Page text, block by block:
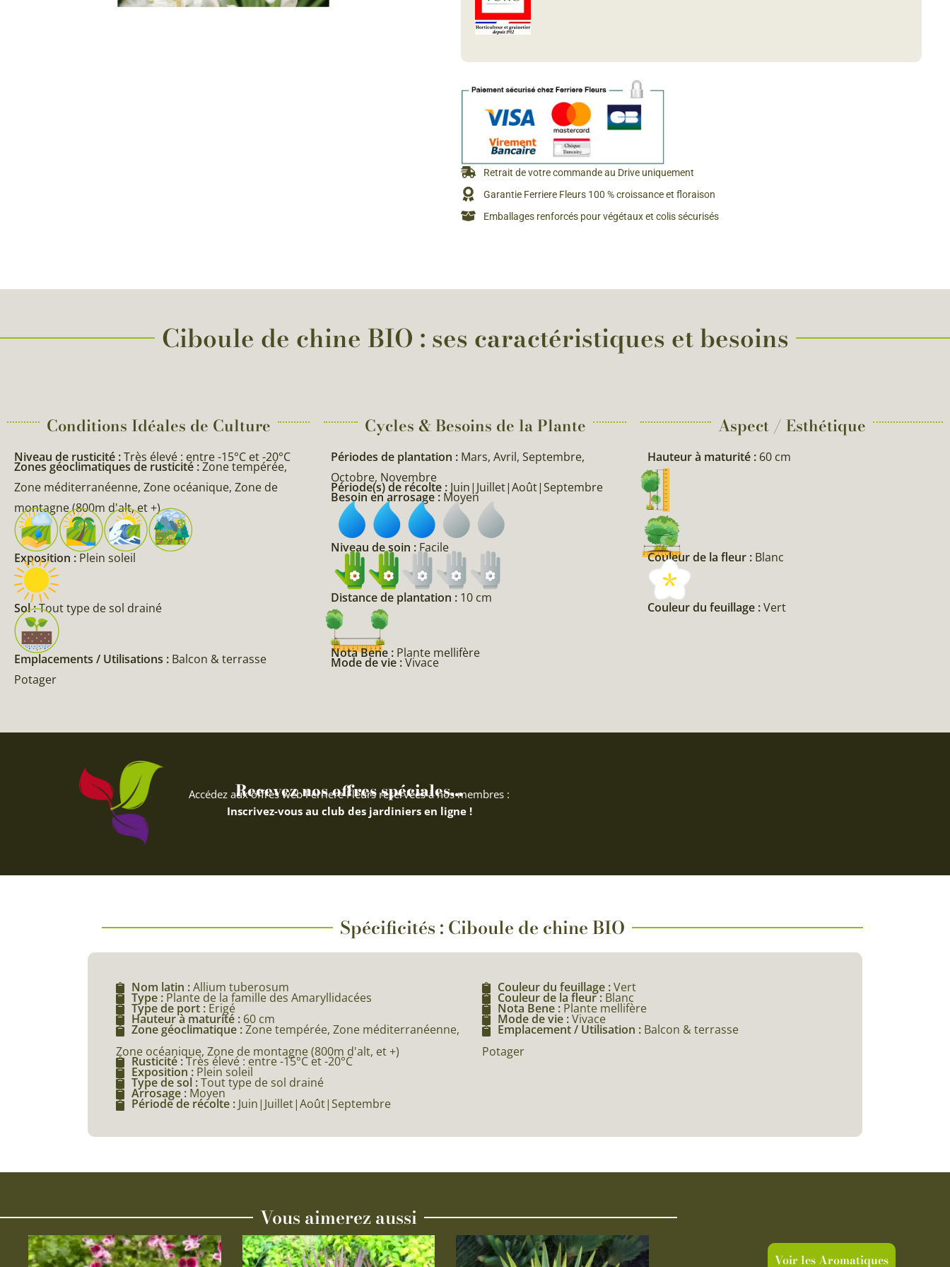
Bulbes de fleurs de A à Z
Bulbes du Potager
Retrait de votre commande au Drive uniquement
Garantie Ferriere Fleurs 100 % croissance et floraison
Emballages renforcés pour végétaux et colis sécurisés
Ciboule de chine BIO : ses caractéristiques et besoins
Conditions Idéales de Culture
Niveau de rusticité :Très élevé : entre -15°C et -20°C
Zones géoclimatiques de rusticité :Zone tempérée,
Zone méditerranéenne, Zone océanique, Zone de
montagne (800m d'alt, et +)
Exposition :Plein soleil
Sol :Tout type de sol drainé
Emplacements / Utilisations : Balcon & terrasse
Potager
Cycles & Besoins de la Plante​
Périodes de plantation : Mars, Avril, Septembre,
Octobre, Novembre
Période(s) de récolte : Juin|Juillet|Août|Septembre
Besoin en arrosage :Moyen
Niveau de soin :Facile
Distance de plantation : 10 cm
Nota Bene : Plante mellifère
Mode de vie :Vivace
Aspect / Esthétique
Hauteur à maturité : 60 cm
Couleur de la fleur : Blanc
Couleur du feuillage :Vert
Recevez nos offres spéciales...
Accédez aux offres web Ferriere Fleurs réservées à nos membres :
Inscrivez-vous au club des jardiniers en ligne !
Spécificités : Ciboule de chine BIO
Nom latin :Allium tuberosum
Type : Plante de la famille des Amaryllidacées
Type de port : Erigé
Hauteur à maturité : 60 cm
Zone géoclimatique :Zone tempérée, Zone méditerranéenne,
Zone océanique, Zone de montagne (800m d'alt, et +)
Rusticité :Très élevé : entre -15°C et -20°C
Exposition : Plein soleil
Type de sol :Tout type de sol drainé
Arrosage : Moyen
Période de récolte : Juin|Juillet|Août|Septembre
Couleur du feuillage :Vert
Couleur de la fleur : Blanc
Nota Bene : Plante mellifère
Mode de vie :Vivace
Emplacement / Utilisation : Balcon & terrasse
Potager
Vous aimerez aussi
Ce
Voir les Aromatiques